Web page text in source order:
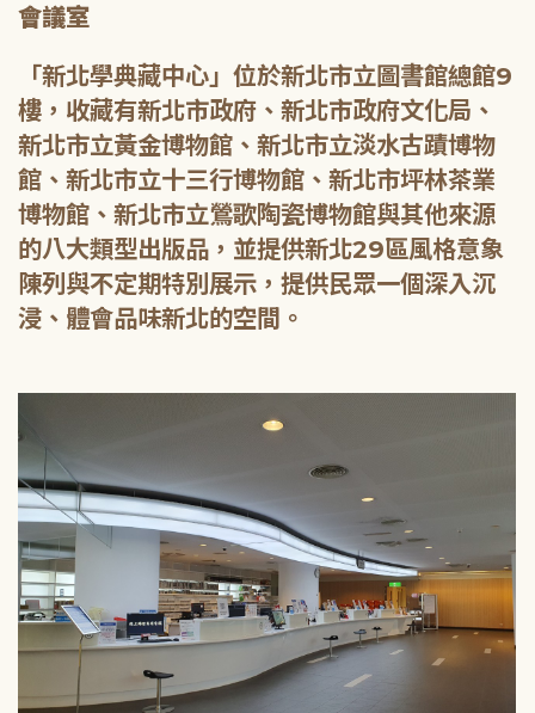
會議室
「新北學典藏中心」位於新北市立圖書館總館9
樓，收藏有新北市政府、新北市政府文化局、
新北市立黃金博物館、新北市立淡水古蹟博物
館、新北市立十三行博物館、新北市坪林茶業
博物館、新北市立鶯歌陶瓷博物館與其他來源
的八大類型出版品，並提供新北29區風格意象
陳列與不定期特別展示，提供民眾一個深入沉
浸、體會品味新北的空間。